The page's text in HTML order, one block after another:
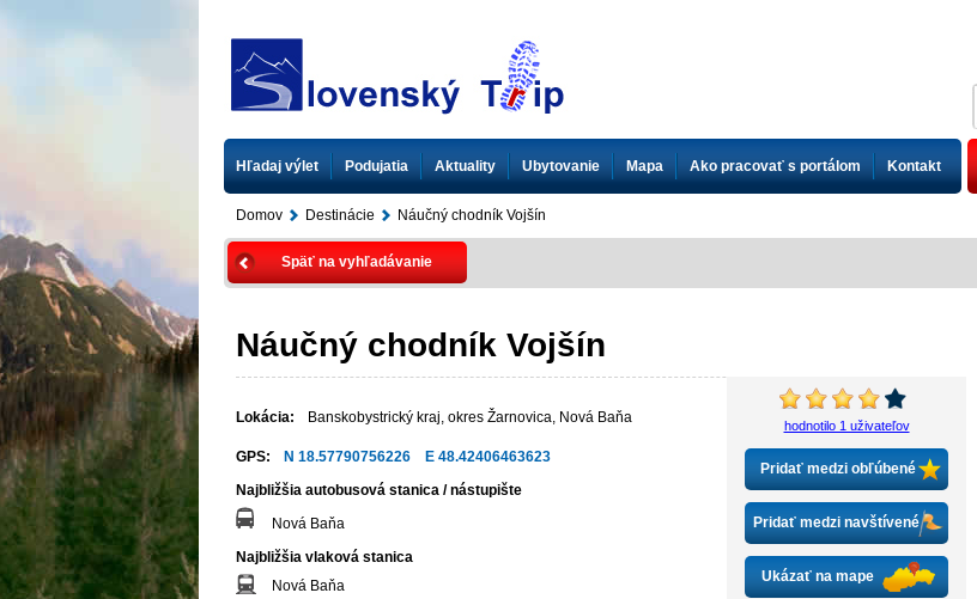
Hľadaj výlet Podujatia Aktuality Ubytovanie Mapa Ako pracovať s portálom Kontakt
Domov Destinácie Náučný chodník Vojšín
Späť na vyhľadávanie
Náučný chodník Vojšín
hodnotilo 1 uživateľov
Pridať medzi obľúbené
Pridať medzi navštívené
Ukázať na mape
Lokácia: Banskobystrický kraj okres Žarnovica Nová Baňa
GPS:
N 18.57790756226 E 48.42406463623
Najbližšia autobusová stanica / nástupište
Nová Baňa
Najbližšia vlaková stanica
Nová Baňa